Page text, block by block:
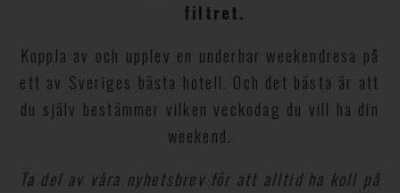
filtret.
Koppla av och upplev en underbar weekendresa på
ett av Sveriges bästa hotell. Och det bästa är att
du själv bestämmer vilken veckodag du vill ha din
weekend.
Ta del av våra nyhetsbrev för att alltid ha koll på